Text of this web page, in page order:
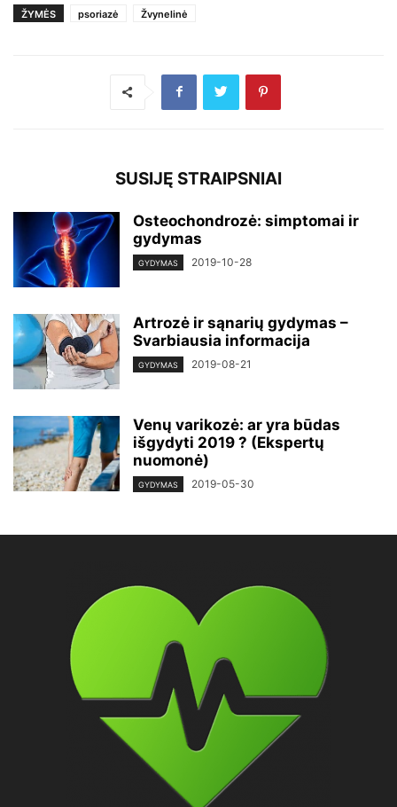
ŽYMĖS psoriazė Žvynelinė
SUSIJĘ STRAIPSNIAI
Osteochondrozė: simptomai ir
gydymas
GYDYMAS 2019-10-28
Artrozė ir sąnarių gydymas –
Svarbiausia informacija
GYDYMAS 2019-08-21
Venų varikozė: ar yra būdas
išgydyti 2019 ? (Ekspertų
nuomonė)
GYDYMAS 2019-05-30